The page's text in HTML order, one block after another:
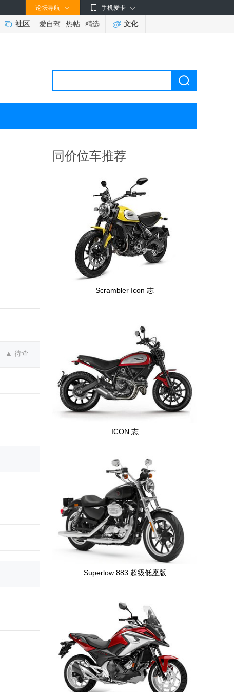
手机爱卡
论坛导航
社区 爱自驾 热帖 精选 文化
▲ 待查
同价位车推荐
Scrambler Icon 志
ICON 志
Superlow 883 超级低座版